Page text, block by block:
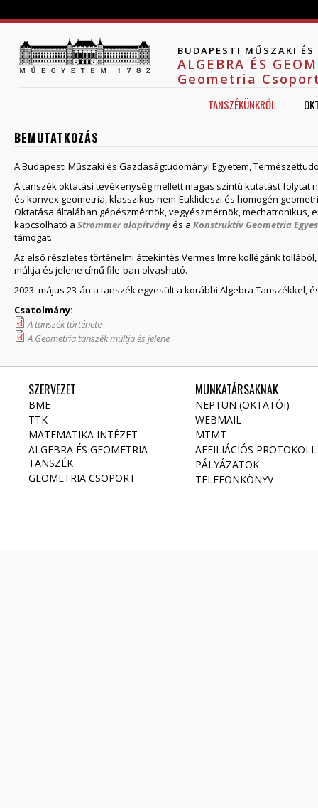
BUDAPESTI MŰSZAKI
ALGEBRA ÉS
Geometria
TANSZÉKÜNKRŐL
BEMUTATKOZÁS
A Budapesti Műszaki és Gazdaságtudományi Egyetem,
A tanszék oktatási tevékenység mellett magas szintű kutatást
és konvex geometria, klasszikus nem-Euklideszi és homogén
Oktatása általában gépészmérnök, vegyészmérnök,
kapcsolható a Strommer alapítványés a Konstruktív Geometria
támogat.
Az első részletes történelmi áttekintés Vermes Imre kollégánk
múltja és jelene című file-ban olvasható.
2023. május 23-án a tanszék egyesült a korábbi Algebra Tanszékkel,
Csatolmány:
A tanszék története
A Geometria tanszék múltja és jelene
SZERVEZET
BME
TTK
MATEMATIKA INTÉZET
ALGEBRA ÉS GEOMETRIA
TANSZÉK
GEOMETRIA CSOPORT
MUNKATÁRSAKNAK
NEPTUN (OKTATÓI)
WEBMAIL
MTMT
AFFILIÁCIÓS PROTOKOLL
PÁLYÁZATOK
TELEFONKÖNYV